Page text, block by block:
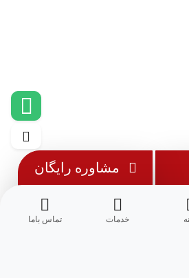
خدمات تماس باما
مشاوره رایگان